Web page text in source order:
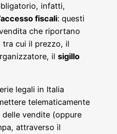
infatti,
fiscali: questi
che riportano
cui il prezzo, il
il sigillo
legali in Italia
telematicamente
delle vendite (oppure
attraverso il